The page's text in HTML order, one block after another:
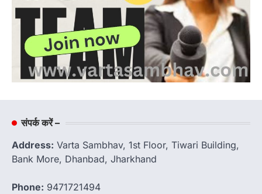
संपर्क करें –
Address: Varta Sambhav, 1st Floor, Tiwari Building,
Bank More, Dhanbad, Jharkhand
Phone: 9471721494